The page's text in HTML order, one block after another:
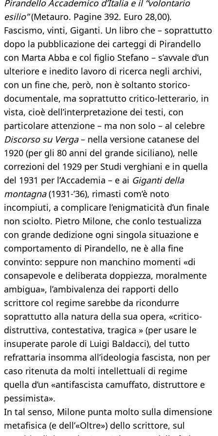
Pirandello Accademico d’Italia e il “volontario
esilio”(Metauro. Pagine 392. Euro 28,00).
Fascismo, vinti, Giganti. Un libro che – soprattutto
dopo la pubblicazione dei carteggi di Pirandello
con Marta Abba e col figlio Stefano – s’avvale d’un
ulteriore e inedito lavoro di ricerca negli archivi,
con un fine che, però, non è soltanto storico-
documentale, ma soprattutto critico-letterario, in
vista, cioè dell’interpretazione dei testi, con
particolare attenzione – ma non solo – al celebre
Discorso su Verga– nella versione catanese del
1920 (per gli 80 anni del grande siciliano), nelle
correzioni del 1929 per Studi verghiani e in quella
del 1931 per l’Accademia – e ai Giganti della
montagna(1931-’36), rimasti com’è noto
incompiuti, a complicare l’enigmaticità d’un finale
non sciolto. Pietro Milone, che conlo testualizza
con grande dedizione ogni singola situazione e
comportamento di Pirandello, ne è alla fine
convinto: seppure non manchino momenti «di
consapevole e deliberata doppiezza, moralmente
ambigua», l’ambivalenza dei rapporti dello
scrittore col regime sarebbe da ricondurre
soprattutto alla natura della sua opera, «critico-
distruttiva, contestativa, tragica » (per usare le
insuperate parole di Luigi Baldacci), del tutto
refrattaria insomma all’ideologia fascista, non per
caso ritenuta da molti intellettuali di regime
quella d’un «antifascista camuffato, distruttore e
pessimista».
In tal senso, Milone punta molto sulla dimensione
metafisica (e dell’«Oltre») dello scrittore, sul